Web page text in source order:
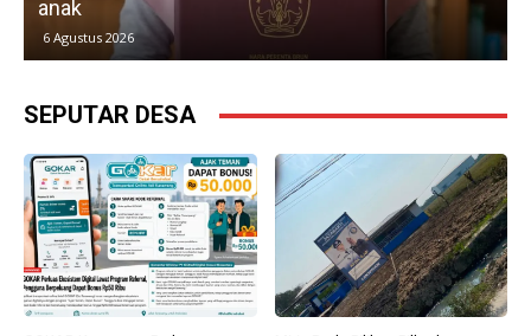
kebebasan pers, dan kemitraan lintas sektor.
5 Agustus 2026
SEPUTAR DESA